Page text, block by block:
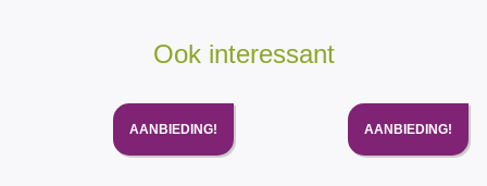
Ook interessant
AANBIEDING! AANBIEDING!